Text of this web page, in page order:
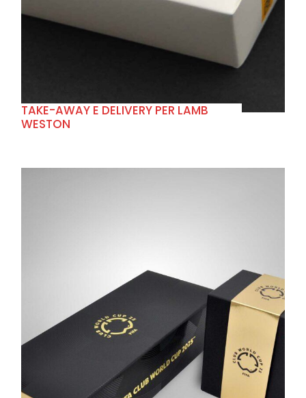
+
TAKE-AWAY E DELIVERY PER LAMB
WESTON